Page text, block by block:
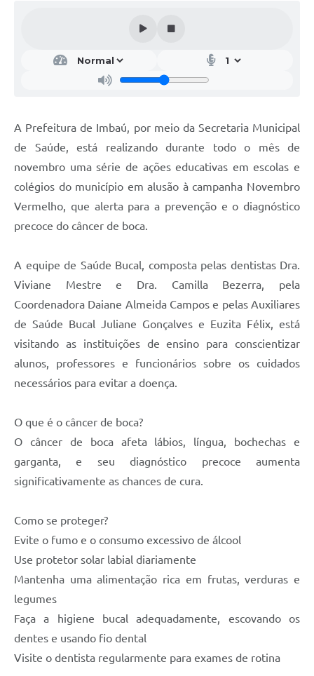
A Prefeitura de Imbaú, por meio da Secretaria Municipal
de Saúde, está realizando durante todo o mês de
novembro uma série de ações educativas em escolas e
colégios do município em alusão à campanha Novembro
Vermelho, que alerta para a prevenção e o diagnóstico
precoce do câncer de boca.
A equipe de Saúde Bucal, composta pelas dentistas Dra.
Viviane Mestre e Dra. Camilla Bezerra, pela
Coordenadora Daiane Almeida Campos e pelas Auxiliares
de Saúde Bucal Juliane Gonçalves e Euzita Félix, está
visitando as instituições de ensino para conscientizar
alunos, professores e funcionários sobre os cuidados
necessários para evitar a doença.
O que é o câncer de boca?
O câncer de boca afeta lábios, língua, bochechas e
garganta, e seu diagnóstico precoce aumenta
significativamente as chances de cura.
Como se proteger?
Evite o fumo e o consumo excessivo de álcool
Use protetor solar labial diariamente
Mantenha uma alimentação rica em frutas, verduras e
legumes
Faça a higiene bucal adequadamente, escovando os
dentes e usando fio dental
Visite o dentista regularmente para exames de rotina